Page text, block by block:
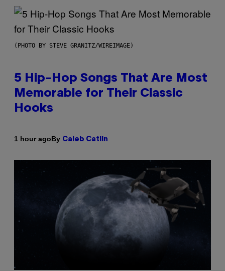
(PHOTO BY STEVE GRANITZ/WIREIMAGE)
5 Hip-Hop Songs That Are Most
Memorable for Their Classic
Hooks
1 hour agoBy Caleb Catlin